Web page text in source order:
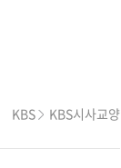
KBS KBS시사교양